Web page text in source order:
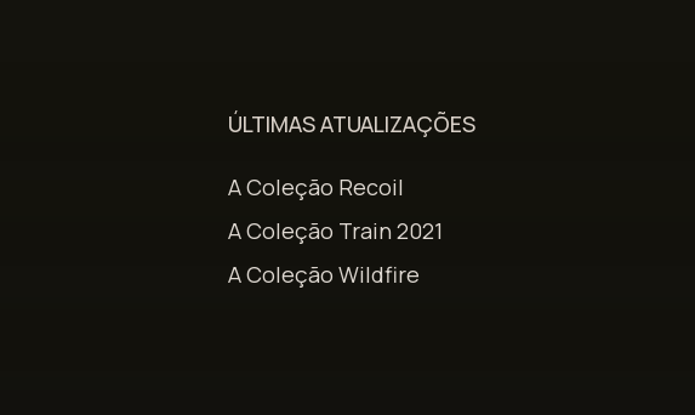
ÚLTIMAS ATUALIZAÇÕES
A Coleção Recoil
A Coleção Train 2021
A Coleção Wildfire